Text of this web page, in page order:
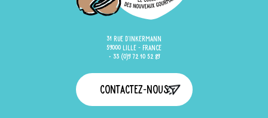
31 rue d'Inkermann
59000 Lille - France
+ 33 (0)9 72 10 52 89
Contactez-nous